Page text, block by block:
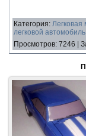
Категория: Легковая
легковой автомобиль
Просмотров: 7246